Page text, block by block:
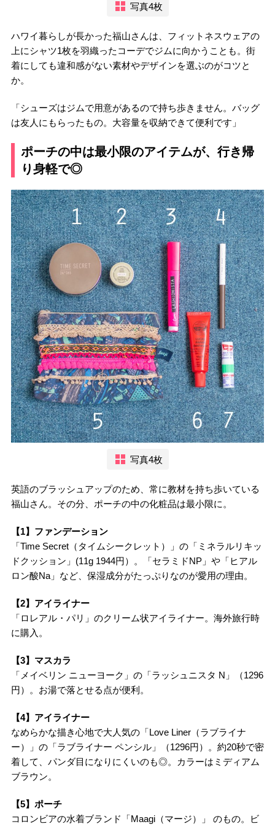
写真4枚
ハワイ暮らしが長かった福山さんは、フィットネスウェアの
上にシャツ1枚を羽織ったコーデでジムに向かうことも。街
着にしても違和感がない素材やデザインを選ぶのがコツと
か。
「シューズはジムで用意があるので持ち歩きません。バッグ
は友人にもらったもの。大容量を収納できて便利です」
ポーチの中は最小限のアイテムが、行き帰
り身軽で◎
写真4枚
英語のブラッシュアップのため、常に教材を持ち歩いている
福山さん。その分、ポーチの中の化粧品は最小限に。
【1】ファンデーション
「Time Secret（タイムシークレット）」の「ミネラルリキッ
ドクッション」(11g 1944円）。「セラミドNP」や「ヒアル
ロン酸Na」など、保湿成分がたっぷりなのが愛用の理由。
【2】アイライナー
「ロレアル・パリ」のクリーム状アイライナー。海外旅行時
に購入。
【3】マスカラ
「メイベリン ニューヨーク」の「ラッシュニスタ N」（1296
円）。お湯で落とせる点が便利。
【4】アイライナー
なめらかな描き心地で大人気の「Love Liner（ラブライナ
ー）」の「ラブライナー ペンシル」（1296円）。約20秒で密
着して、パンダ目になりにくいのも◎。カラーはミディアム
ブラウン。
【5】ポーチ
コロンビアの水着ブランド「Maagi（マージ）」 のもの。ビ